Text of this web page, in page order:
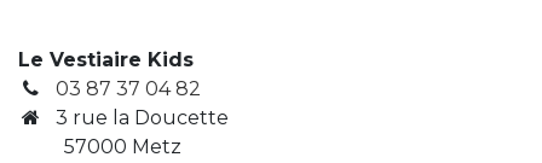
Le Vestiaire Kids
03 87 37 04 82
3 rue la Doucette
​ 57000 Metz